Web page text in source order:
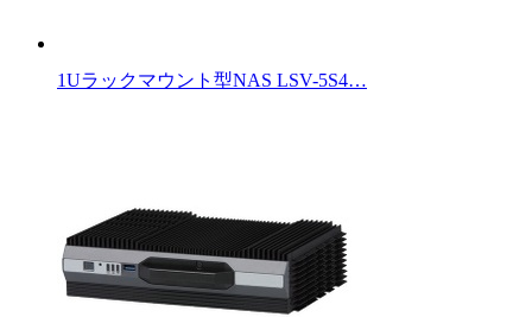
1Uラックマウント型NAS LSV-5S4…